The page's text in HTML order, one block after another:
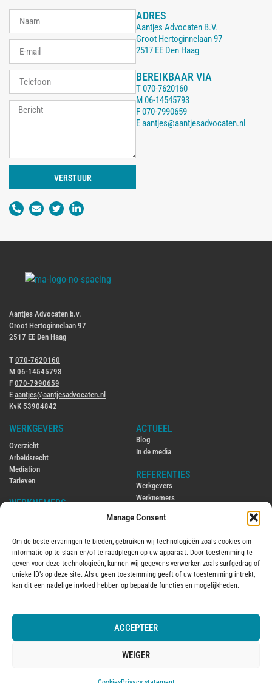
Manage Consent
Om de beste ervaringen te bieden, gebruiken wij technologieën zoals cookies om
informatie op te slaan en/of te raadplegen op uw apparaat. Door toestemming te
geven voor deze technologieën, kunnen wij gegevens verwerken zoals surfgedrag of
unieke ID’s op deze site. Als u geen toestemming geeft of uw toestemming intrekt,
kan dit een nadelige invloed hebben op bepaalde functies en mogelijkheden.
ACCEPTEER
WEIGER
VERSTUUR
ADRES
Aantjes Advocaten B.V.
Groot Hertoginnelaan 97
2517 EE Den Haag
BEREIKBAAR VIA
T070-7620160
M06-14545793
F070-7990659
Eaantjes@aantjesadvocaten.nl
Aantjes Advocaten b.v.
Groot Hertoginnelaan 97
2517 EE Den Haag
T 070-7620160
M 06-14545793
F 070-7990659
E aantjes@aantjesadvocaten.nl
KvK 53904842
WERKGEVERS
Overzicht
Arbeidsrecht
Mediation
Tarieven
WERKNEMERS
Ambtenarenrecht
Mediation
Tarieven
OVER MIJ
ACTUEEL
Blog
In de media
REFERENTIES
Werkgevers
Werknemers
CONTACT
ENGLISH
Hiring and firing employees in the
Netherlands
Employment law in the Netherlands
Vervanging Kantoorklachtenregeling
Cookies